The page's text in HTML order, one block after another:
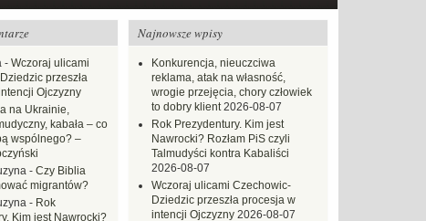
Najnowsze wpisy
Konkurencja, nieuczciwa
reklama, atak na własność,
wrogie przejęcia, chory człowiek
to dobry klient 2026-08-07
Rok Prezydentury. Kim jest
Nawrocki? Rozłam PiS czyli
Talmudyści kontra Kabaliści
2026-08-07
Wczoraj ulicami Czechowic-
Dziedzic przeszła procesja w
intencji Ojczyzny 2026-08-07
- Wczoraj ulicami
przeszła
Ojczyzny
na Ukrainie,
kabała – co
wspólnego? –
- Czy Biblia
migrantów?
- Rok
Kim jest Nawrocki?